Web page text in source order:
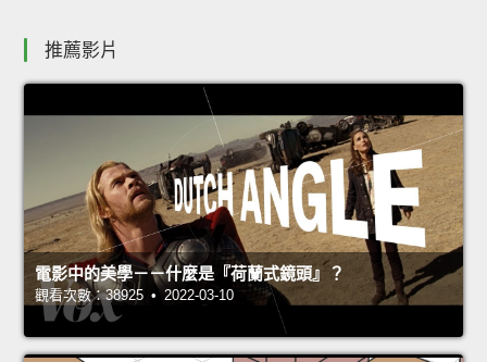
推薦影片
電影中的美學－－什麼是『荷蘭式鏡頭』？
觀看次數：38925 • 2022-03-10